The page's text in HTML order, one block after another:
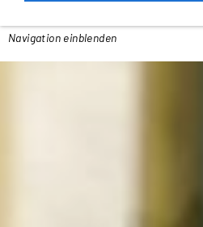
Navigation einblenden